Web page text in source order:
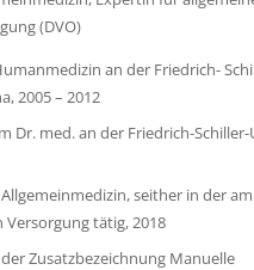
(DVO)
an der Friedrich-
2005 – 2012
Dr. med. an der Friedrich-
seither in der
Versorgung tätig, 2018
Zusatzbezeichnung Manuelle